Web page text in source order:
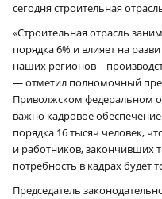
сегодня строительная
«Строительная отрасль
порядка 6% и влияет на
наших регионов –
— отметил полномочный
Приволжском федеральном
важно кадровое
порядка 16 тысяч человек,
и работников, закончивших
потребность в кадрах будет
Председатель